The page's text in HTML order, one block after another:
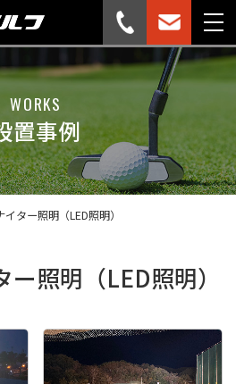
WORKS
置事例
ター照明（LED照明）
照明（LED照明）